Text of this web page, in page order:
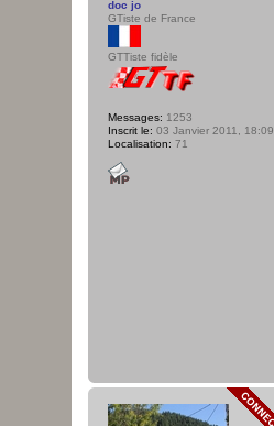
doc jo
GTiste de France
GTTiste fidèle
Messages: 1253
Inscrit le: 03 Janvier 2011, 18:09
Localisation: 71